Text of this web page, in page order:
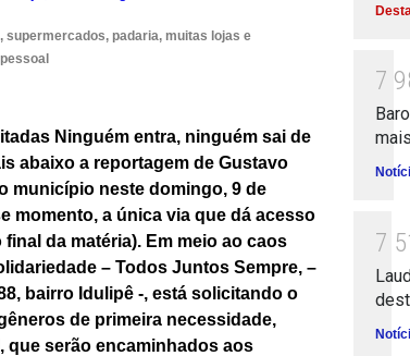
supermercados, padaria, muitas lojas e
Ninguém entra, ninguém sai de
abaixo a reportagem de Gustavo
município neste domingo, 9 de
momento, a única via que dá acesso
da matéria). Em meio ao caos
– Todos Juntos Sempre, –
bairro Idulipê -, está solicitando o
de primeira necessidade,
que serão encaminhados aos
7 9
7 5